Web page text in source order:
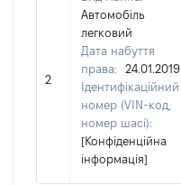
2
Автомобіль
легковий
Дата набуття
права:
24.01.2019
Ідентифікаційний
номер (VIN-код,
номер шасі):
[Конфіденційна
інформація]